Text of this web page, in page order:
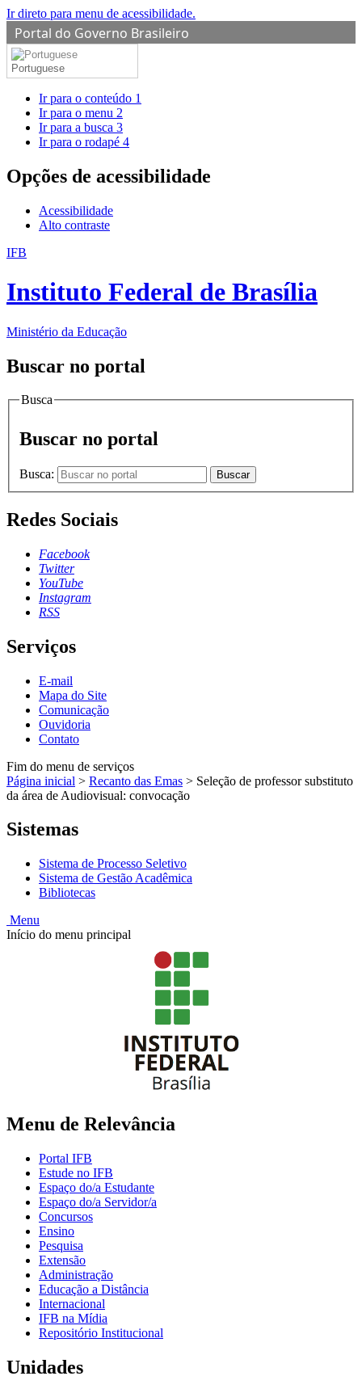
Ir direto para menu de acessibilidade.
Portal do Governo Brasileiro
Portuguese
Ir para o conteúdo 1
Ir para o menu 2
Ir para a busca 3
Ir para o rodapé 4
Opções de acessibilidade
Acessibilidade
Alto contraste
IFB
Instituto Federal de Brasília
Ministério da Educação
Buscar no portal
Busca
Buscar no portal
Busca: Buscar
Redes Sociais
Facebook
Twitter
YouTube
Instagram
RSS
Serviços
E-mail
Mapa do Site
Comunicação
Ouvidoria
Contato
Fim do menu de serviços
Página inicial > Recanto das Emas > Seleção de professor substituto
da área de Audiovisual: convocação
Sistemas
Sistema de Processo Seletivo
Sistema de Gestão Acadêmica
Bibliotecas
Menu
Início do menu principal
Menu de Relevância
Portal IFB
Estude no IFB
Espaço do/a Estudante
Espaço do/a Servidor/a
Concursos
Ensino
Pesquisa
Extensão
Administração
Educação a Distância
Internacional
IFB na Mídia
Repositório Institucional
Unidades